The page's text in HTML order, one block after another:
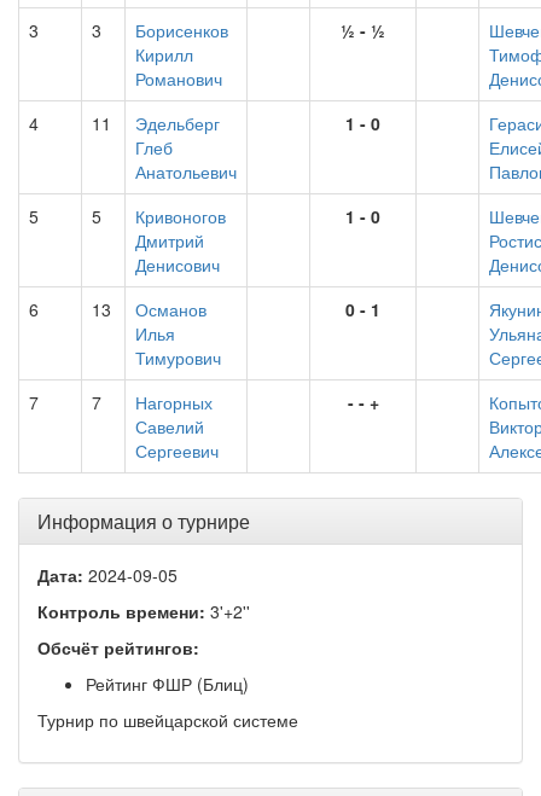
3
3
Борисенков
Кирилл
Романович
½ - ½
4
11
Эдельберг
Глеб
Анатольевич
1 - 0
5
5
Кривоногов
Дмитрий
Денисович
1 - 0
6
13
Османов
Илья
Тимурович
0 - 1
7
7
Нагорных
Савелий
Сергеевич
- - +
Информация о турнире
Дата: 2024-09-05
Контроль времени: 3'+2''
Обсчёт рейтингов:
Рейтинг ФШР (Блиц)
Турнир по швейцарской системе